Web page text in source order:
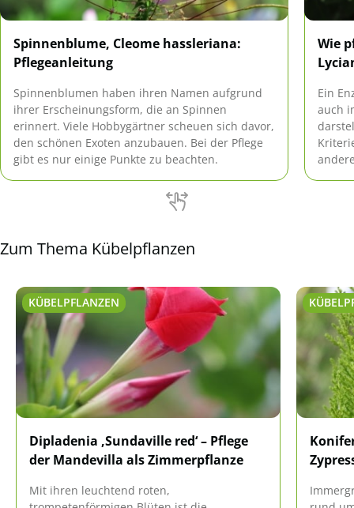
Spinnenblume, Cleome hassleriana:
Pflegeanleitung
Spinnenblumen haben ihren Namen aufgrund
ihrer Erscheinungsform, die an Spinnen
erinnert. Viele Hobbygärtner scheuen sich davor,
den schönen Exoten anzubauen. Bei der Pflege
gibt es nur einige Punkte zu beachten.
Wie
Ein
auch
Zum Thema Kübelpflanzen
KÜBELPFLANZEN
Dipladenia ‚Sundaville red‘ – Pflege
der Mandevilla als Zimmerpflanze
Mit ihren leuchtend roten,